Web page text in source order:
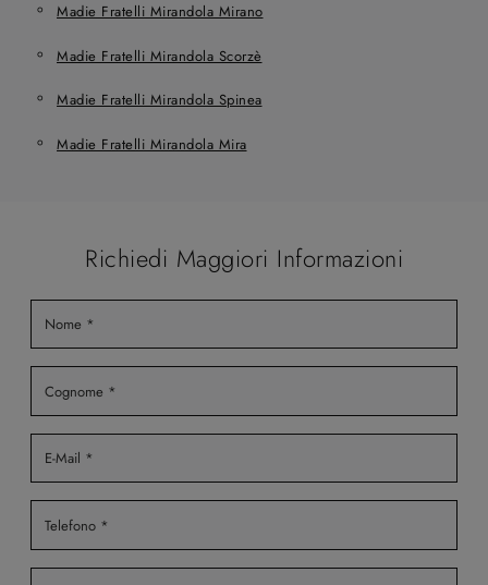
Madie Fratelli Mirandola Mirano
Madie Fratelli Mirandola Scorzè
Madie Fratelli Mirandola Spinea
Madie Fratelli Mirandola Mira
Richiedi Maggiori Informazioni